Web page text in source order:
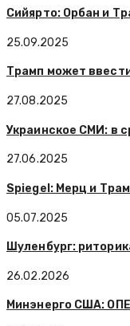
Сийярто: Орбан и
25.09.2025
Трамп может
27.08.2025
Украинское СМИ: в
27.06.2025
Spiegel: Мерц и
05.07.2025
Шуленбург:
26.02.2026
Минэнерго США: